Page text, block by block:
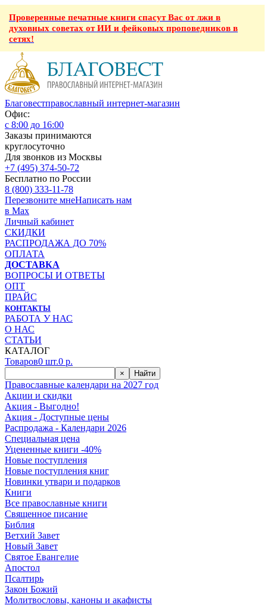
Проверенные печатные книги спасут Вас от лжи в
духовных советах от ИИ и фейковых проповедников в
сетях!
Благовестправославный интернет-магазин
Офис:
с 8:00 до 16:00
Заказы принимаются
круглосуточно
Для звонков из Москвы
+7 (495) 374-50-72
Бесплатно по России
8 (800) 333-11-78
Перезвоните мнеНаписать нам
в Max
Личный кабинет
СКИДКИ
РАСПРОДАЖА ДО 70%
ОПЛАТА
ДОСТАВКА
ВОПРОСЫ И ОТВЕТЫ
ОПТ
ПРАЙС
КОНТАКТЫ
РАБОТА У НАС
О НАС
СТАТЬИ
КАТАЛОГ
Товаров0 шт.0 р.
× Найти
Православные календари на 2027 год
Акции и скидки
Акция - Выгодно!
Акция - Доступные цены
Распродажа - Календари 2026
Специальная цена
Уцененные книги -40%
Новые поступления
Новые поступления книг
Новинки утвари и подарков
Книги
Все православные книги
Священное писание
Библия
Ветхий Завет
Новый Завет
Святое Евангелие
Апостол
Псалтирь
Закон Божий
Молитвословы, каноны и акафисты